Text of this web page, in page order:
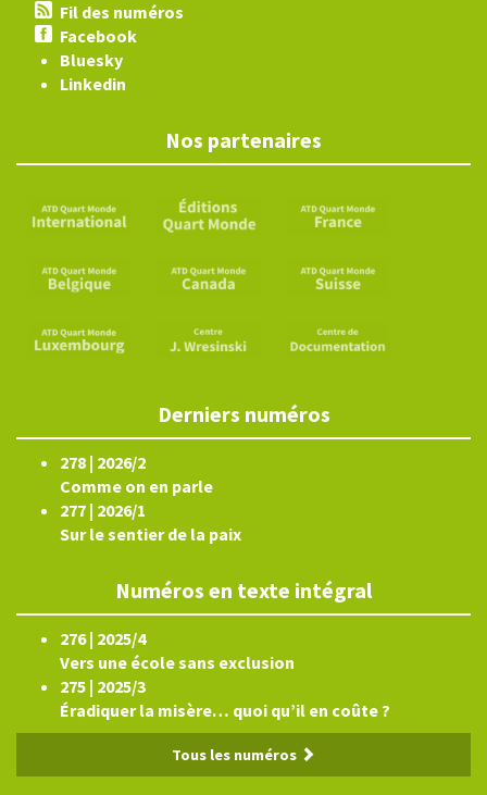
Fil des numéros
Facebook
Bluesky
Linkedin
Nos partenaires
Derniers numéros
278 | 2026/2
Comme on en parle
277 | 2026/1
Sur le sentier de la paix
Numéros en texte intégral
276 | 2025/4
Vers une école sans exclusion
275 | 2025/3
Éradiquer la misère… quoi qu’il en coûte ?
Tous les numéros